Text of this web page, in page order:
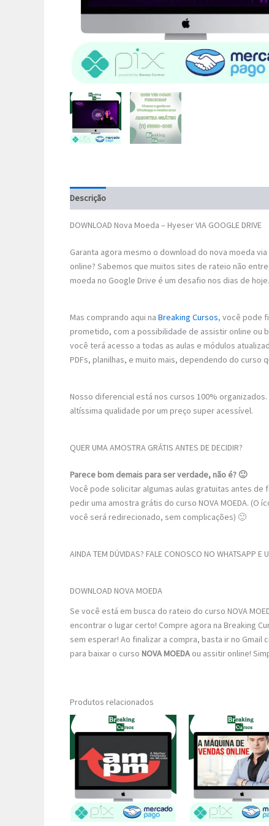
Descrição
DOWNLOAD Nova Moeda – Hyeser VIA GOOGLE DRIVE
Garanta agora mesmo o download do nova moeda
online? Sabemos que muitos sites de rateio não
moeda no Google Drive é um desafio nos dias de hoje.
Mas comprando aqui na Breaking Cursos, você pode
prometido, com a possibilidade de assistir online ou
você terá acesso a todas as aulas e módulos
PDFs, planilhas, e muito mais, dependendo do curso
Nosso diferencial está nos cursos 100%
altíssima qualidade por um preço super acessível.
QUER UMA AMOSTRA GRÁTIS ANTES DE DECIDIR?
Parece bom demais para ser verdade, não é? 🙂
Você pode solicitar algumas aulas gratuitas antes
pedir uma amostra grátis do curso NOVA MOEDA.
você será redirecionado, sem complicações) 🙂
AINDA TEM DÚVIDAS? FALE CONOSCO NO WHATSAPP E
DOWNLOAD NOVA MOEDA
Se você está em busca do rateio do curso NOVA
encontrar o lugar certo! Compre agora na Breaking
sem esperar! Ao finalizar a compra, basta ir no
para baixar o curso NOVA MOEDA ou assitir online!
Produtos relacionados